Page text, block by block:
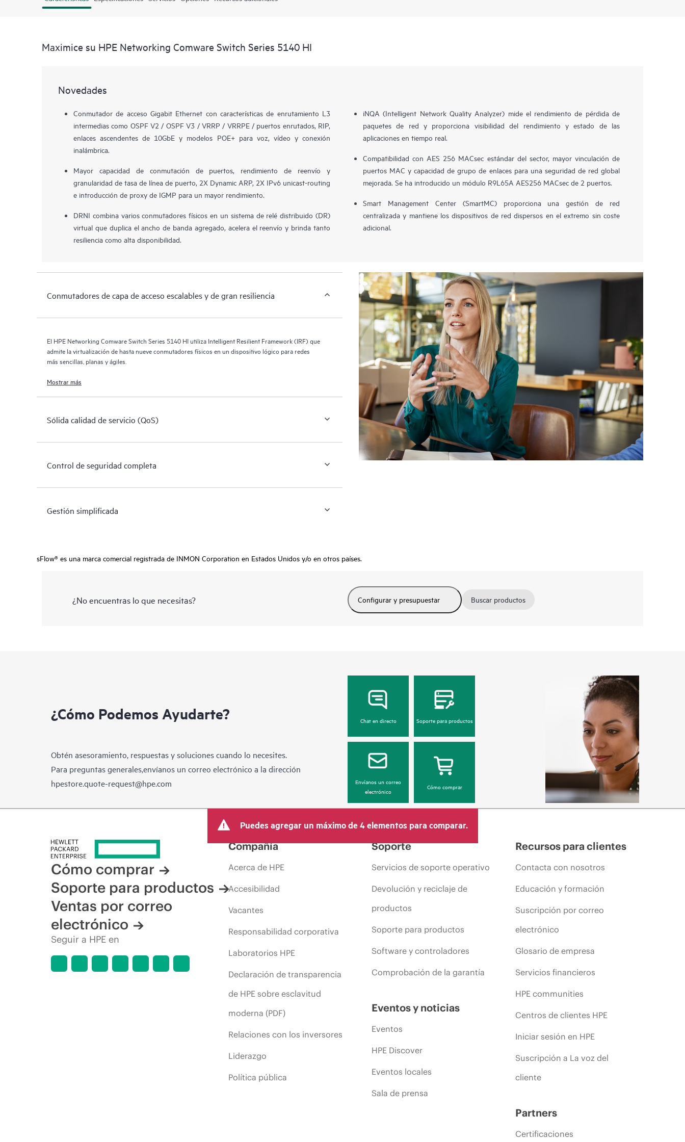
Maximice su HPE Networking Comware Switch Series 5140 HI
Novedades
Conmutador de acceso Gigabit Ethernet con características de enrutamiento L3
intermedias como OSPF V2 / OSPF V3 / VRRP / VRRPE / puertos enrutados, RIP,
enlaces ascendentes de 10GbE y modelos POE+ para voz, vídeo y conexión
inalámbrica.
Mayor capacidad de conmutación de puertos, rendimiento de reenvío y
granularidad de tasa de línea de puerto, 2X Dynamic ARP, 2X IPv6 unicast-routing
e introducción de proxy de IGMP para un mayor rendimiento.
DRNI combina varios conmutadores físicos en un sistema de relé distribuido (DR)
virtual que duplica el ancho de banda agregado, acelera el reenvío y brinda tanto
resiliencia como alta disponibilidad.
iNQA (Intelligent Network Quality Analyzer) mide el rendimiento de pérdida de
paquetes de red y proporciona visibilidad del rendimiento y estado de las
aplicaciones en tiempo real.
Compatibilidad con AES 256 MACsec estándar del sector, mayor vinculación de
puertos MAC y capacidad de grupo de enlaces para una seguridad de red global
mejorada. Se ha introducido un módulo R9L65A AES256 MACsec de 2 puertos.
Smart Management Center (SmartMC) proporciona una gestión de red
centralizada y mantiene los dispositivos de red dispersos en el extremo sin coste
adicional.
Conmutadores de capa de acceso escalables y de gran resiliencia
El HPE Networking Comware Switch Series 5140 HI utiliza Intelligent Resilient Framework (IRF) que
admite la virtualización de hasta nueve conmutadores físicos en un dispositivo lógico para redes
más sencillas, planas y ágiles.
Mostrar más
Sólida calidad de servicio (QoS)
Control de seguridad completa
Gestión simplificada
sFlow® es una marca comercial registrada de INMON Corporation en Estados Unidos y/o en otros países.
¿No encuentras lo que necesitas? Configurar y presupuestar Buscar productos
¿Cómo Podemos Ayudarte?
Obtén asesoramiento, respuestas y soluciones cuando lo necesites.
Para preguntas generales,envíanos un correo electrónico a la dirección
hpestore.quote-request@hpe.com
Chat en directo Soporte para productos
Envíanos un correo
electrónico
Cómo comprar
Puedes agregar un máximo de 4 elementos para comparar.
Cómo comprar
Soporte para productos
Ventas por correo
electrónico
Seguir a HPE en
Compañía
Acerca de HPE
Accesibilidad
Vacantes
Responsabilidad corporativa
Laboratorios HPE
Declaración de transparencia
de HPE sobre esclavitud
moderna (PDF)
Relaciones con los inversores
Liderazgo
Política pública
Soporte
Servicios de soporte operativo
Devolución y reciclaje de
productos
Soporte para productos
Software y controladores
Comprobación de la garantía
Eventos y noticias
Eventos
HPE Discover
Eventos locales
Sala de prensa
Recursos para clientes
Contacta con nosotros
Educación y formación
Suscripción por correo
electrónico
Glosario de empresa
Servicios financieros
HPE communities
Centros de clientes HPE
Iniciar sesión en HPE
Suscripción a La voz del
cliente
Partners
Certificaciones